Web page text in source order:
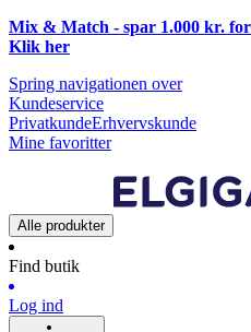
Mix & Match - spar 1.000 kr.
Klik her
Spring navigationen over
Kundeservice
PrivatkundeErhvervskunde
Mine favoritter
Alle produkter
Find butik
Log ind